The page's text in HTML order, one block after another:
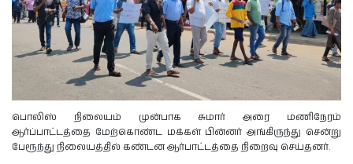
பொலிஸ் நிலையம் முன்பாக சுமார் அரை மணிநேரம்
ஆர்ப்பாட்டத்தை மேற்கொண்ட மக்கள் பின்னர் அங்கிருந்து சென்று
பேரூந்து நிலையத்தில் கண்டன ஆர்பாட்டத்தை நிறைவு செய்தனர்.